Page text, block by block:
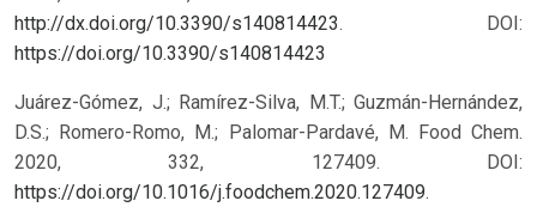
http://dx.doi.org/10.3390/s140814423.
DOI:
https://doi.org/10.3390/s140814423
Juárez-Gómez, J.; Ramírez-Silva, M.T.; Guzmán-Hernández,
D.S.; Romero-Romo, M.; Palomar-Pardavé, M. Food Chem.
2020, 332, 127409. DOI:
https://doi.org/10.1016/j.foodchem.2020.127409.